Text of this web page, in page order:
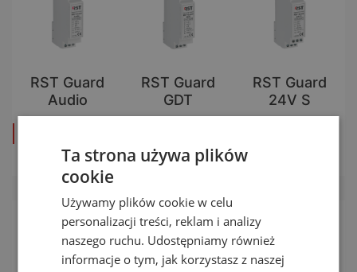
RST Guard
Audio
RST Guard
GDT
RST Guard
24V S
Ta strona używa plików
cookie
Używamy plików cookie w celu
personalizacji treści, reklam i analizy
naszego ruchu. Udostępniamy również
informacje o tym, jak korzystasz z naszej